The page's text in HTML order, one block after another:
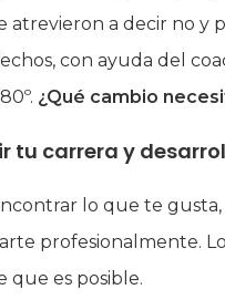
atrevieron a decir no y
con ayuda del
¿Qué cambio
tu carrera y
lo que te
profesionalmente.
que es posible.